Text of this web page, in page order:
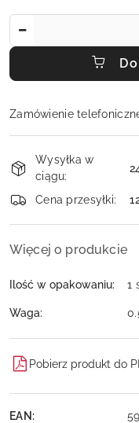
Zamówienie
i
dostawa
Wysyłka w
ciągu:
Cena przesyłki:
Więcej o produkcie
Ilość w opakowaniu: 1
Waga:
Pobierz produkt do
EAN: